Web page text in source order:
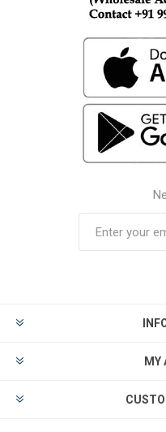
MY